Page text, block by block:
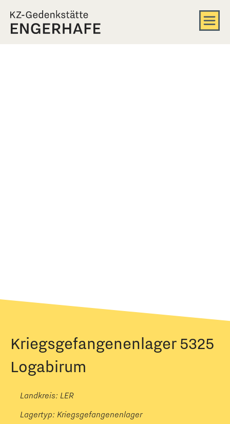
Kriegsgefangenenlager 5325
Logabirum
Landkreis: LER
Lagertyp: Kriegsgefangenenlager